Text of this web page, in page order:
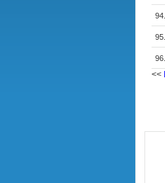
94.
95.
96.
<<